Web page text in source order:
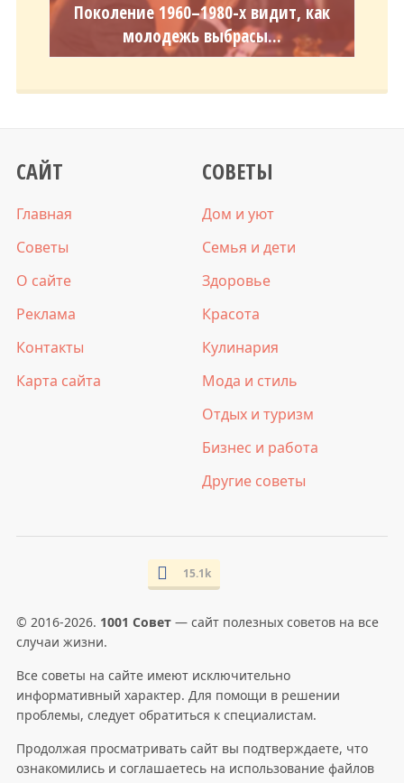
Поколение 1960–1980-х видит, как
молодежь выбрасы...
САЙТ
Главная
Советы
О сайте
Реклама
Контакты
Карта сайта
СОВЕТЫ
Дом и уют
Семья и дети
Здоровье
Красота
Кулинария
Мода и стиль
Отдых и туризм
Бизнес и работа
Другие советы
15.1k
© 2016-2026. 1001 Совет— сайт полезных советов на все
случаи жизни.
Все советы на сайте имеют исключительно
информативный характер. Для помощи в решении
проблемы, следует обратиться к специалистам.
Продолжая просматривать сайт вы подтверждаете, что
ознакомились и соглашаетесь на использование файлов